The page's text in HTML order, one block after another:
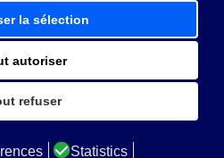
la sélection
autoriser
refuser
Statistics